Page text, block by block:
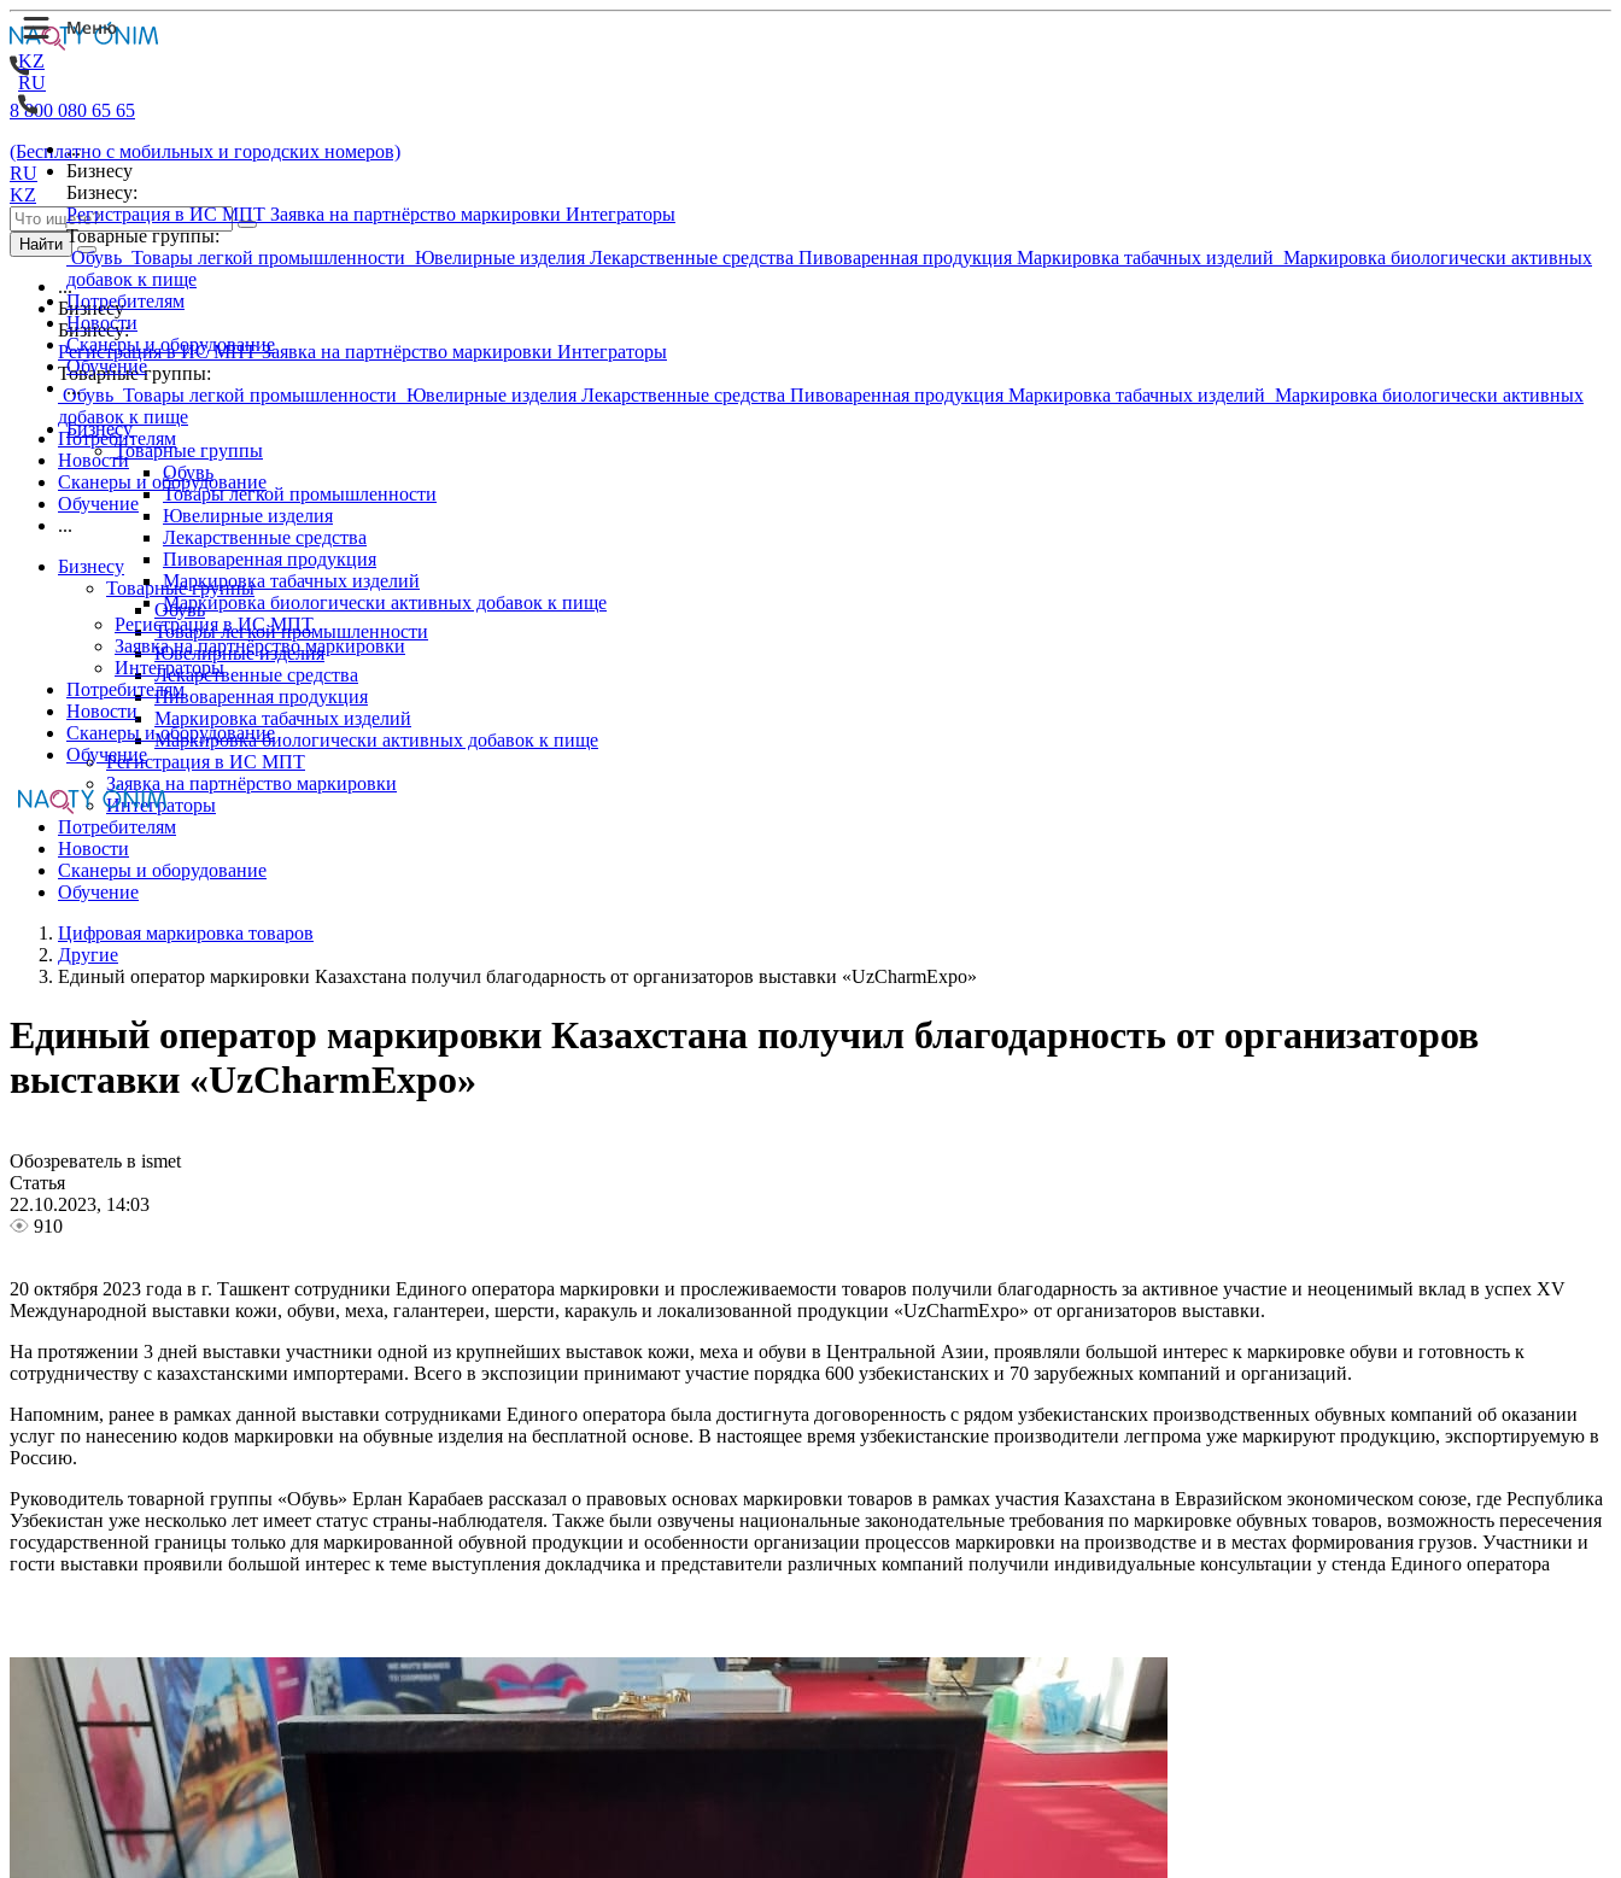
KZ
RU
...
Бизнесу
Бизнесу:
Регистрация в ИС МПТ Заявка на партнёрство маркировки Интеграторы
Товарные группы:
Обувь Товары легкой промышленности Ювелирные изделия Лекарственные средства Пивоваренная продукция Маркировка табачных изделий Маркировка биологически активных
добавок к пище
Потребителям
Новости
Сканеры и оборудование
Обучение
...
Бизнесу
Товарные группы
Обувь
Товары легкой промышленности
Ювелирные изделия
Лекарственные средства
Пивоваренная продукция
Маркировка табачных изделий
Маркировка биологически активных добавок к пище
Регистрация в ИС МПТ
Заявка на партнёрство маркировки
Интеграторы
Потребителям
Новости
Сканеры и оборудование
Обучение
8 800 080 65 65
(Бесплатно с мобильных и городских номеров)
RU
KZ
Найти
...
Бизнесу
Бизнесу:
Регистрация в ИС МПТЗаявка на партнёрство маркировки Интеграторы
Товарные группы:
Обувь Товары легкой промышленности Ювелирные изделия Лекарственные средства Пивоваренная продукция Маркировка табачных изделий Маркировка биологически активных
добавок к пище
Потребителям
Новости
Сканеры и оборудование
Обучение
...
Бизнесу
Товарные группы
Обувь
Товары легкой промышленности
Ювелирные изделия
Лекарственные средства
Пивоваренная продукция
Маркировка табачных изделий
Маркировка биологически активных добавок к пище
Регистрация в ИС МПТ
Заявка на партнёрство маркировки
Интеграторы
Потребителям
Новости
Сканеры и оборудование
Обучение
Цифровая маркировка товаров
Другие
Единый оператор маркировки Казахстана получил благодарность от организаторов выставки «UzCharmExpo»
Единый оператор маркировки Казахстана получил благодарность от организаторов
выставки «UzCharmExpo»
Обозреватель в ismet
Статья
22.10.2023, 14:03
910
20 октября 2023 года в г. Ташкент сотрудники Единого оператора маркировки и прослеживаемости товаров получили благодарность за активное участие и неоценимый вклад в успех XV
Международной выставки кожи, обуви, меха, галантереи, шерсти, каракуль и локализованной продукции «UzCharmExpo» от организаторов выставки.
На протяжении 3 дней выставки участники одной из крупнейших выставок кожи, меха и обуви в Центральной Азии, проявляли большой интерес к маркировке обуви и готовность к
сотрудничеству с казахстанскими импортерами. Всего в экспозиции принимают участие порядка 600 узбекистанских и 70 зарубежных компаний и организаций.
Напомним, ранее в рамках данной выставки сотрудниками Единого оператора была достигнута договоренность с рядом узбекистанских производственных обувных компаний об оказании
услуг по нанесению кодов маркировки на обувные изделия на бесплатной основе. В настоящее время узбекистанские производители легпрома уже маркируют продукцию, экспортируемую в
Россию.
Руководитель товарной группы «Обувь» Ерлан Карабаев рассказал о правовых основах маркировки товаров в рамках участия Казахстана в Евразийском экономическом союзе, где Республика
Узбекистан уже несколько лет имеет статус страны-наблюдателя. Также были озвучены национальные законодательные требования по маркировке обувных товаров, возможность пересечения
государственной границы только для маркированной обувной продукции и особенности организации процессов маркировки на производстве и в местах формирования грузов. Участники и
гости выставки проявили большой интерес к теме выступления докладчика и представители различных компаний получили индивидуальные консультации у стенда Единого оператора